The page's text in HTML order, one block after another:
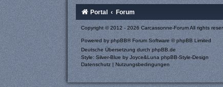
Portal Forum
Copyright © 2012 - 2026 Carcassonne-Forum All rights
Powered by phpBB® Forum Software © phpBB Limited
Deutsche Übersetzung durchphpBB.de
Style: Silver-Blue by Joyce&Luna phpBB-Style-Design
Datenschutz | Nutzungsbedingungen